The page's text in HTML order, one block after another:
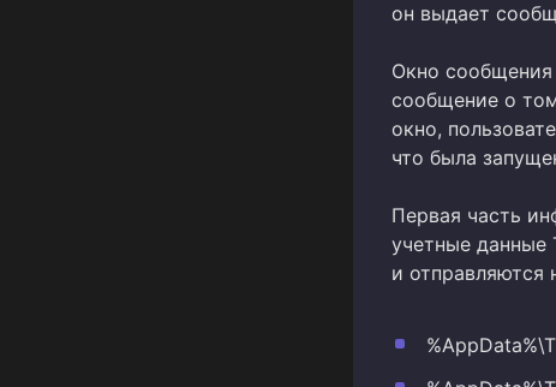
он выдает
Окно сообщения
сообщение о
окно,
что была
Первая часть
учетные данные
и отправляются